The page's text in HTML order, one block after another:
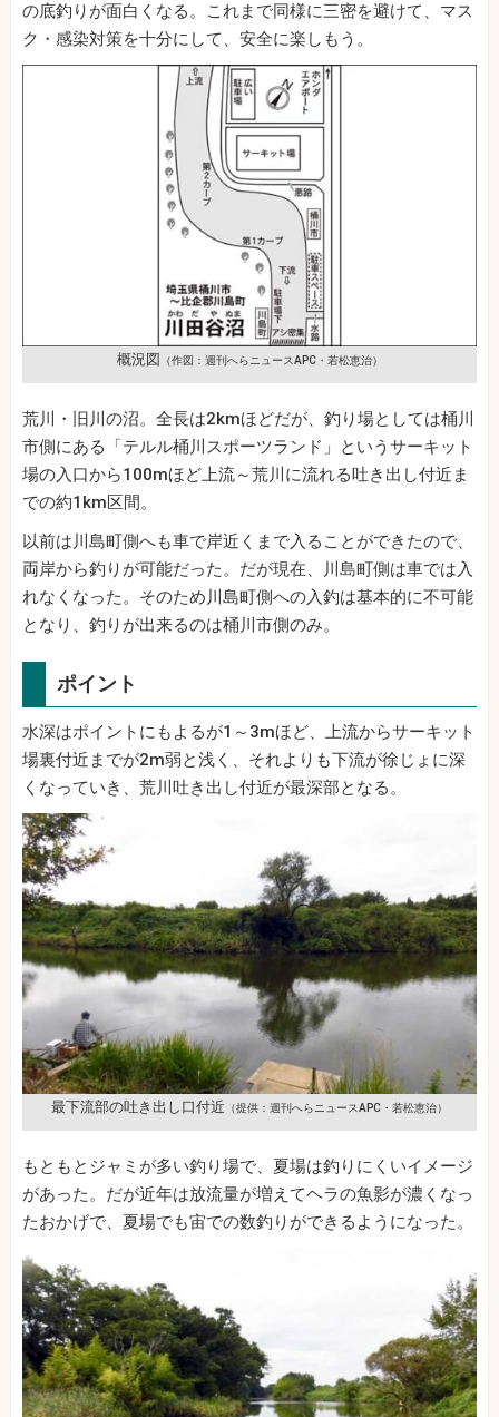
の底釣りが面白くなる。これまで同様に三密を避けて、マス
ク・感染対策を十分にして、安全に楽しもう。
概況図 （作図：週刊へらニュースAPC・若松恵治）
荒川・旧川の沼。全長は2kmほどだが、釣り場としては桶川
市側にある「テルル桶川スポーツランド」というサーキット
場の入口から100mほど上流～荒川に流れる吐き出し付近ま
での約1km区間。
以前は川島町側へも車で岸近くまで入ることができたので、
両岸から釣りが可能だった。だが現在、川島町側は車では入
れなくなった。そのため川島町側への入釣は基本的に不可能
となり、釣りが出来るのは桶川市側のみ。
ポイント
水深はポイントにもよるが1～3mほど、上流からサーキット
場裏付近までが2m弱と浅く、それよりも下流が徐じょに深
くなっていき、荒川吐き出し付近が最深部となる。
最下流部の吐き出し口付近 （提供：週刊へらニュースAPC・若松恵治）
もともとジャミが多い釣り場で、夏場は釣りにくいイメージ
があった。だが近年は放流量が増えてヘラの魚影が濃くなっ
たおかげで、夏場でも宙での数釣りができるようになった。